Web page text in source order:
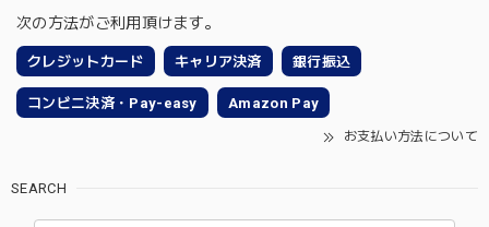
次の方法がご利用頂けます。
クレジットカード キャリア決済 銀行振込
コンビニ決済・Pay-easy Amazon Pay
お支払い方法について
SEARCH